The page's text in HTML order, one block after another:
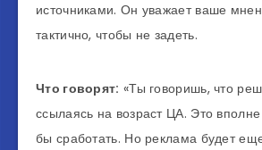
источниками. Он уважает ваше
тактично, чтобы не задеть.
Что говорят: «Ты говоришь, что
ссылаясь на возраст ЦА. Это
бы сработать. Но реклама будет